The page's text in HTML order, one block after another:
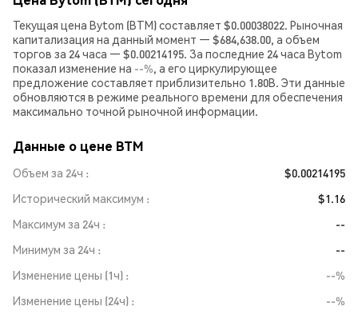
Текущая цена Bytom (BTM) составляет $0.00038022. Рыночная
капитализация на данный момент — $684,638.00, а объем
торгов за 24 часа — $0.00214195. За последние 24 часа Bytom
показал изменение на --%, а его циркулирующее
предложение составляет приблизительно 1.80B. Эти данные
обновляются в режиме реального времени для обеспечения
максимально точной рыночной информации.
Данные о цене BTM
Объем за 24ч
$0.00214195
Исторический максимум
$1.16
Максимум за 24ч
--
Минимум за 24ч
--
Изменение цены (1ч)
--%
Изменение цены (24ч)
--%